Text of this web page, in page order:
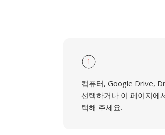
1
컴퓨터, Google Drive,
선택하거나 이 페이지에
택해 주세요.